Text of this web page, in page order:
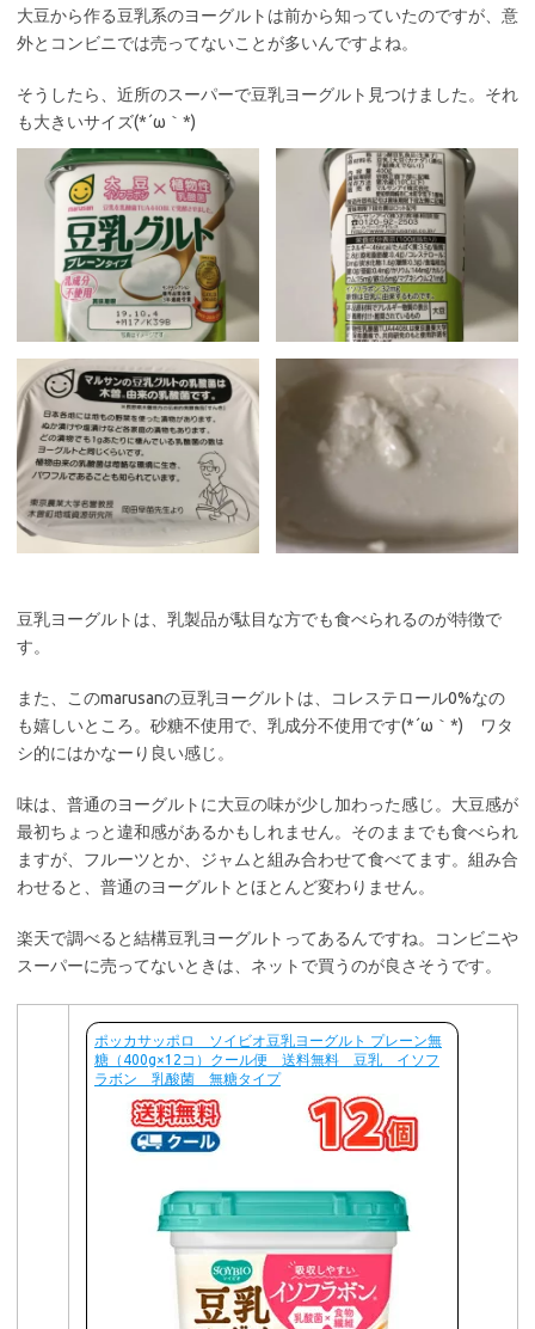
大豆から作る豆乳系のヨーグルトは前から知っていたのですが、意
外とコンビニでは売ってないことが多いんですよね。
そうしたら、近所のスーパーで豆乳ヨーグルト見つけました。それ
も大きいサイズ(*´ω｀*)
豆乳ヨーグルトは、乳製品が駄目な方でも食べられるのが特徴で
す。
また、このmarusanの豆乳ヨーグルトは、コレステロール0%なの
も嬉しいところ。砂糖不使用で、乳成分不使用です(*´ω｀*) ワタ
シ的にはかなーり良い感じ。
味は、普通のヨーグルトに大豆の味が少し加わった感じ。大豆感が
最初ちょっと違和感があるかもしれません。そのままでも食べられ
ますが、フルーツとか、ジャムと組み合わせて食べてます。組み合
わせると、普通のヨーグルトとほとんど変わりません。
楽天で調べると結構豆乳ヨーグルトってあるんですね。コンビニや
スーパーに売ってないときは、ネットで買うのが良さそうです。
ポッカサッポロ ソイビオ豆乳ヨーグルト プレーン無
糖（400g×12コ）クール便 送料無料 豆乳 イソフ
ラボン 乳酸菌 無糖タイプ